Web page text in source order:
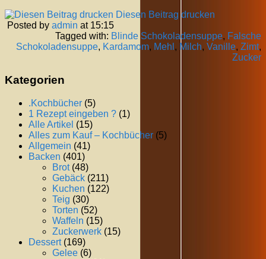
Diesen Beitrag drucken
Posted by admin at 15:15
Tagged with: Blinde Schokoladensuppe, Falsche
Schokoladensuppe, Kardamom, Mehl , Milch, Vanille, Zimt,
Zucker
Kategorien
.Kochbücher (5)
1 Rezept eingeben ? (1)
Alle Artikel (15)
Alles zum Kauf – Kochbücher (5)
Allgemein (41)
Backen (401)
Brot(48)
Gebäck (211)
Kuchen (122)
Teig (30)
Torten (52)
Waffeln (15)
Zuckerwerk (15)
Dessert(169)
Gelee (6)